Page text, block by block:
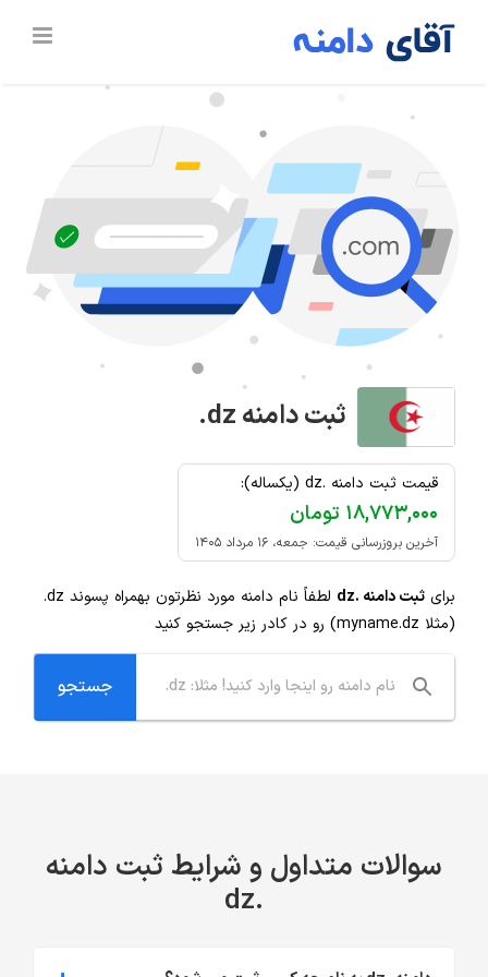
ثبت دامنه.dz
قیمت ثبت دامنه .dz (یکساله):
۱۸,۷۷۳,۰۰۰ تومان
آخرین بروزرسانی قیمت: جمعه، ۱۶ مرداد ۱۴۰۵
برای ثبت دامنه .dz لطفاً نام دامنه مورد نظرتون بهمراه پسوند .dz
(مثلا myname.dz) رو در کادر زیر جستجو کنید
سوالات متداول و شرایط ثبت دامنه
.dz